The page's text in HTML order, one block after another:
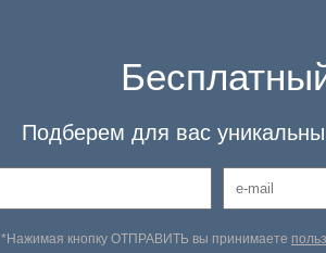
Подберем для вас
*Нажимая кнопку ОТПРАВИТЬ вы принимаете